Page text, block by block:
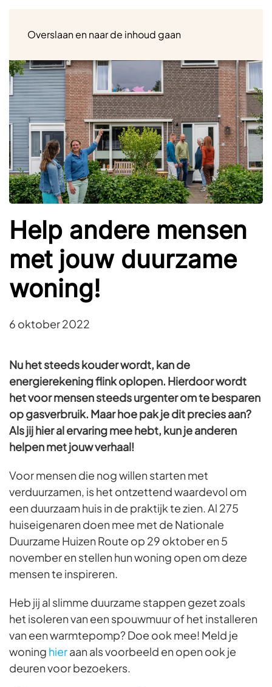
Overslaan en naar de inhoud gaan
Help andere mensen
met jouw duurzame
woning!
6 oktober 2022
Nu het steeds kouder wordt, kan de
energierekening flink oplopen. Hierdoor wordt
het voor mensen steeds urgenter om te besparen
op gasverbruik. Maar hoe pak je dit precies aan?
Als jij hier al ervaring mee hebt, kun je anderen
helpen met jouw verhaal!
Voor mensen die nog willen starten met
verduurzamen, is het ontzettend waardevol om
een duurzaam huis in de praktijk te zien. Al 275
huiseigenaren doen mee met de Nationale
Duurzame Huizen Route op 29 oktober en 5
november en stellen hun woning open om deze
mensen te inspireren.
Heb jij al slimme duurzame stappen gezet zoals
het isoleren van een spouwmuur of het installeren
van een warmtepomp? Doe ook mee! Meld je
woning hieraan als voorbeeld en open ook je
deuren voor bezoekers.